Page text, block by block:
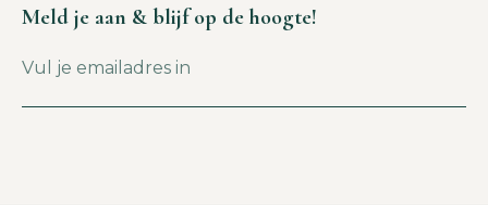
Meld je aan & blijf op de hoogte!